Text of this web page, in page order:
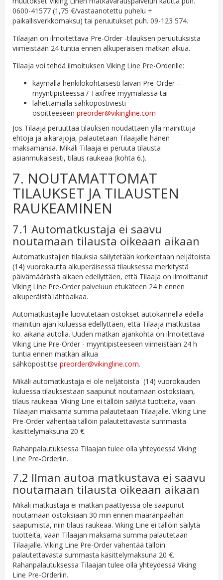
0600-41577 (1,75 €/vastaanotettu puhelu +
paikallisverkkomaksu) tai peruutukset puh. 09-123 574.
Tilaajan on ilmoitettava Pre-Order -tilauksen peruutuksista
viimeistään 24 tuntia ennen alkuperäisen matkan alkua.
Tilaaja voi tehdä ilmoituksen Viking Line Pre-Orderille:
käymällä henkilökohtaisesti laivan Pre-Order –
myyntipisteessä / Taxfree myymälässä tai
lähettämällä sähköpostiviesti
osoitteeseen preorder@vikingline.com
Jos Tilaaja peruuttaa tilauksen noudattaen yllä mainittuja
ehtoja ja aikarajoja, palautetaan Tilaajalle hänen
maksamansa. Mikäli Tilaaja ei peruuta tilausta
asianmukaisesti, tilaus raukeaa (kohta 6.).
7. NOUTAMATTOMAT
TILAUKSET JA TILAUSTEN
RAUKEAMINEN
7.1 Automatkustaja ei saavu
noutamaan tilausta oikeaan aikaan
Automatkustajien tilauksia säilytetään korkeintaan neljätoista
(14) vuorokautta alkuperäisessä tilauksessa merkitystä
päivämäärästä alkaen edellyttäen, että Tilaaja on ilmoittanut
Viking Line Pre-Order palveluun etukäteen 24 h ennen
alkuperäistä lähtöaikaa.
Automatkustajille luovutetaan ostokset autokannella edellä
mainitun ajan kuluessa edellyttäen, että Tilaaja matkustaa
ko. aikana autolla. Uuden matkan ajankohta on ilmoitettava
Viking Line Pre-Order - myyntipisteeseen viimeistään 24 h
tuntia ennen matkan alkua
sähköpostitse preorder@vikingline.com.
Mikäli automatkustaja ei ole neljätoista (14) vuorokauden
kuluessa tilauksestaan saapunut noutamaan ostoksiaan,
tilaus raukeaa. Viking Line ei tällöin säilytä tuotteita, vaan
Tilaajan maksama summa palautetaan Tilaajalle. Viking Line
Pre-Order vähentää tällöin palautettavasta summasta
käsittelymaksuna 20 €.
Rahanpalautuksessa Tilaajan tulee olla yhteydessä Viking
Line Pre-Orderiin.
7.2 Ilman autoa matkustava ei saavu
noutamaan tilausta oikeaan aikaan
Mikäli matkustaja ei matkan päättyessä ole saapunut
noutamaan ostoksiaan 30 min ennen määränpäähän
saapumista, niin tilaus raukeaa. Viking Line ei tällöin säilytä
tuotteita, vaan Tilaajan maksama summa palautetaan
Tilaajalle. Viking Line Pre-Order vähentää tällöin
palautettavasta summasta käsittelymaksuna 20 €.
Rahanpalautuksessa Tilaajan tulee olla yhteydessä Viking
Line Pre-Orderiin.